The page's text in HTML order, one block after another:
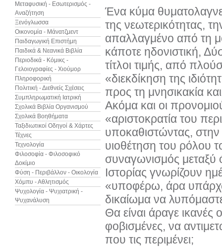
Μεταφυσική - Εσωτερισμός -
Αναζήτηση
Ξενόγλωσσα
Οικονομία - Μάνατζμεντ
Παιδαγωγική Επιστήμη
Παιδικά & Νεανικά Βιβλία
Περιοδικά - Κόμικς -
Γελοιογραφίες - Χιούμορ
Πληροφορική
Πολιτική - Διεθνείς Σχέσεις
Συμπληρωματική Ιατρική
Σχολικά Βιβλία Οργανισμού
Σχολικά Βοηθήματα
Ταξιδιωτικοί Οδηγοί & Χάρτες
Τέχνες
Τεχνολογία
Φιλοσοφία - Φιλοσοφικό
Δοκίμιο
Φύση - Περιβάλλον - Οικολογία
Χόμπυ - Αθλητισμός
Ψυχολογία - Ψυχιατρική -
Ψυχανάλυση
Ένα κύμα
της νεωτερικότητας,
απαλλαγμένο από τη
κάποτε ηδονιστική,
τίτλοι τιμής, από
«διεκδίκηση της
προς τη μνησικακία
Ακόμα και οι
«αριστοκρατία του
υποκαθιστώντας,
υιοθέτηση του ρόλου
συναγωνισμός μεταξύ
Ιστορίας γνωρίζουν
«υποφέρω, άρα
δικαίωμα να
Θα είναι άραγε ικανές
φοβισμένες, να
που τις περιμένει;